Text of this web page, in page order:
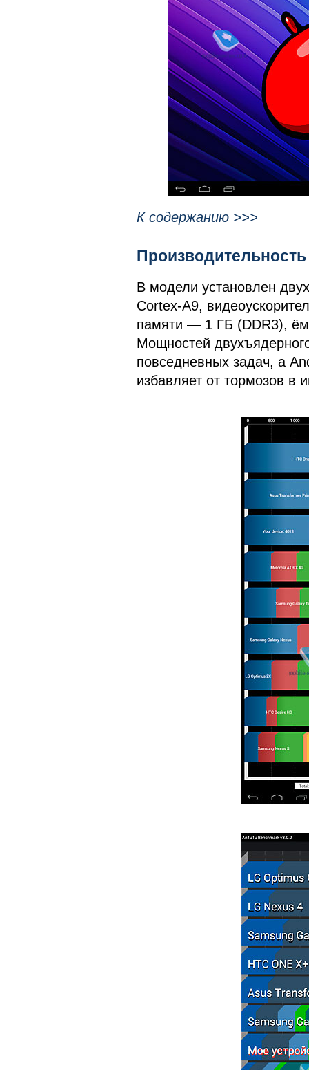
К содержанию >>>
Производительность
В модели установлен
Cortex-A9,
памяти — 1 ГБ (DDR3),
Мощностей
повседневных задач, а
избавляет от тормозов в